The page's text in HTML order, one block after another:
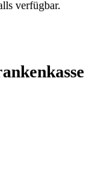
verfügbar.